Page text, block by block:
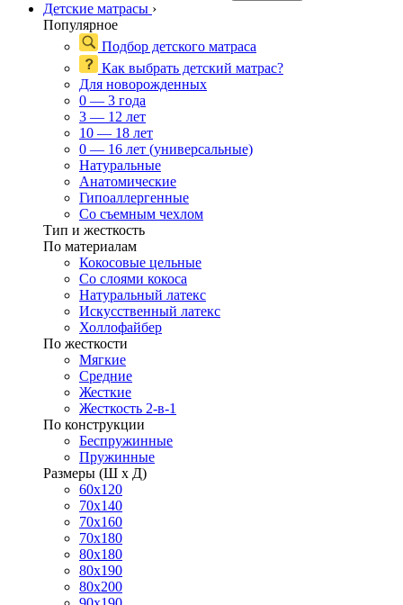
Детские матрасы ›
Популярное
Подбор детского матраса
Как выбрать детский матрас?
Для новорожденных
0 — 3 года
3 — 12 лет
10 — 18 лет
0 — 16 лет (универсальные)
Натуральные
Анатомические
Гипоаллергенные
Со съемным чехлом
Тип и жесткость
По материалам
Кокосовые цельные
Со слоями кокоса
Натуральный латекс
Искусственный латекс
Холлофайбер
По жесткости
Мягкие
Средние
Жесткие
Жесткость 2-в-1
По конструкции
Беспружинные
Пружинные
Размеры (Ш х Д)
60х120
70х140
70х160
70х180
80х180
80х190
80х200